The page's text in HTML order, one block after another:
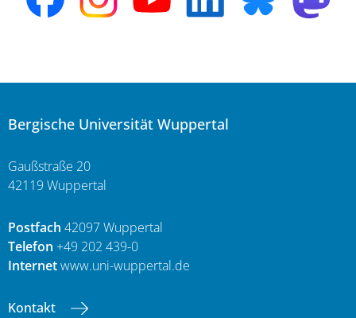
Bergische Universität Wuppertal
Gaußstraße 20
42119 Wuppertal
Postfach 42097 Wuppertal
Telefon +49 202 439-0
Internetwww.uni-wuppertal.de
Kontakt